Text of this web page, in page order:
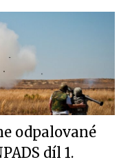
odpalované
díl 1.